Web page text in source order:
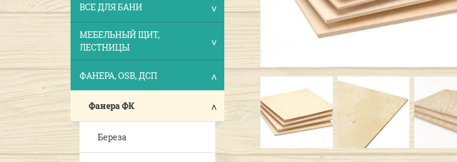
ВСЕ ДЛЯ БАНИ
МЕБЕЛЬНЫЙ ЩИТ,
ЛЕСТНИЦЫ
ФАНЕРА, OSB, ДСП
Фанера ФК
Береза
Previous